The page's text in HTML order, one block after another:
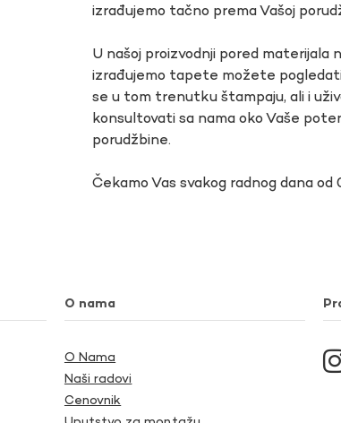
izrađujemo tačno prema Vašoj
U našoj proizvodnji pored materijala
izrađujemo tapete možete
se u tom trenutku štampaju, ali i
konsultovati sa nama oko Vaše
porudžbine.
Čekamo Vas svakog radnog dana od
O nama
O Nama
Naši radovi
Cenovnik